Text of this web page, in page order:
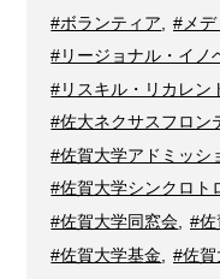
#ボランティア
#メデ
#リージョナル・イノ
#リスキル・リカレン
#佐大ネクサスフロン
#佐賀大学アドミッシ
#佐賀大学シンクロト
#佐賀大学同窓会
#佐
#佐賀大学基金
#佐賀